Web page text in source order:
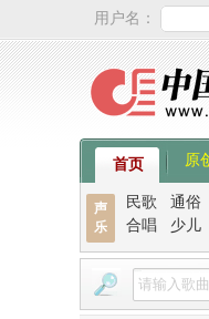
用户名：
首页 原
声
乐
民歌 通俗
合唱
少儿